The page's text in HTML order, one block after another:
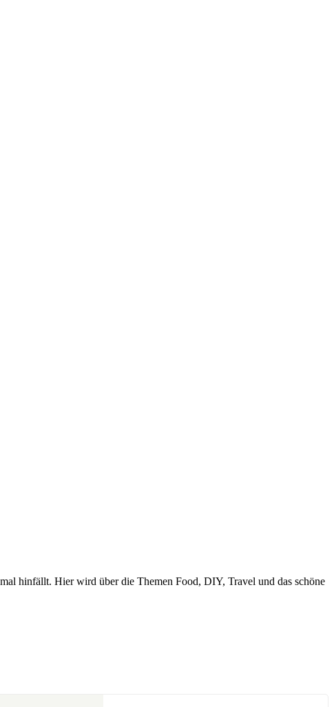
hinfällt. Hier wird über die Themen Food, DIY, Travel und das schöne